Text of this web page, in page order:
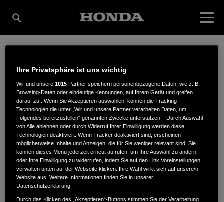
FORST-, GARTEN- &
KOMMUNALTECHNIK
TH. MITTELBACH,
INH. UTA MITTELBACH
Ihre Privatsphäre ist uns wichtig
Wir und unsere1015 Partner speichern personenbezogene Daten, wie z. B.
Browsing-Daten oder eindeutige Kennungen, auf Ihrem Gerät und greifen
darauf zu . Wenn Sie Akzeptieren auswählen, können die Tracking-
Technologien die unter „Wir und unsere Partner verarbeiten Daten, um
Folgendes bereitzustellen“ genannten Zwecke unterstützen. . Durch Auswahl
von Alle ablehnen oder durch Widerruf Ihrer Einwilligung werden diese
Technologien deaktiviert. Wenn Tracker deaktiviert sind, erscheinen
möglicherweise Inhalte und Anzeigen, die für Sie weniger relevant sind. Sie
können dieses Menü jederzeit erneut aufrufen, um Ihre Auswahl zu ändern
oder Ihre Einwilligung zu widerrufen, indem Sie auf den Link Voreinstellungen
verwalten unten auf der Webseite klicken. Ihre Wahl wirkt sich auf unsere/n
Website aus. Weitere Informationen finden Sie in unserer
Datenschutzerklärung.
Durch das Klicken des „Akzeptieren“-Buttons stimmen Sie der Verarbeitung